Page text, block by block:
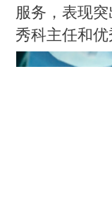
服务，表现
秀科主任和优